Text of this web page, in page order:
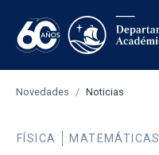
Novedades / Noticias
FÍSICA MATEMÁTICAS